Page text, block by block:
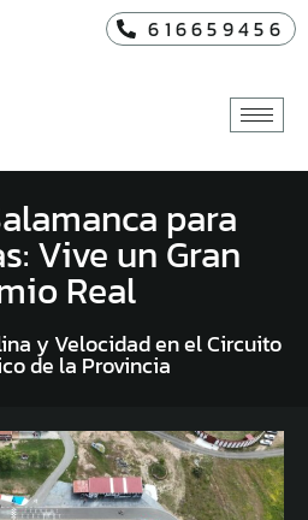
616659456
para
Vive un Gran
Real
y Velocidad en el Circuito
de la Provincia